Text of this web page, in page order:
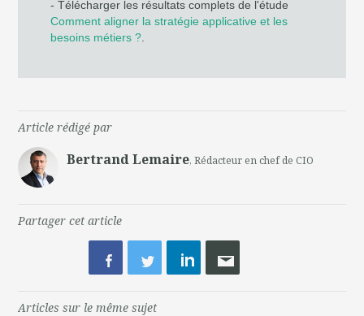
- Télécharger les résultats complets de l'étude
Comment aligner la stratégie applicative et les
besoins métiers ?
Article rédigé par
Bertrand Lemaire, Rédacteur en chef de CIO
Partager cet article
Articles sur le même sujet